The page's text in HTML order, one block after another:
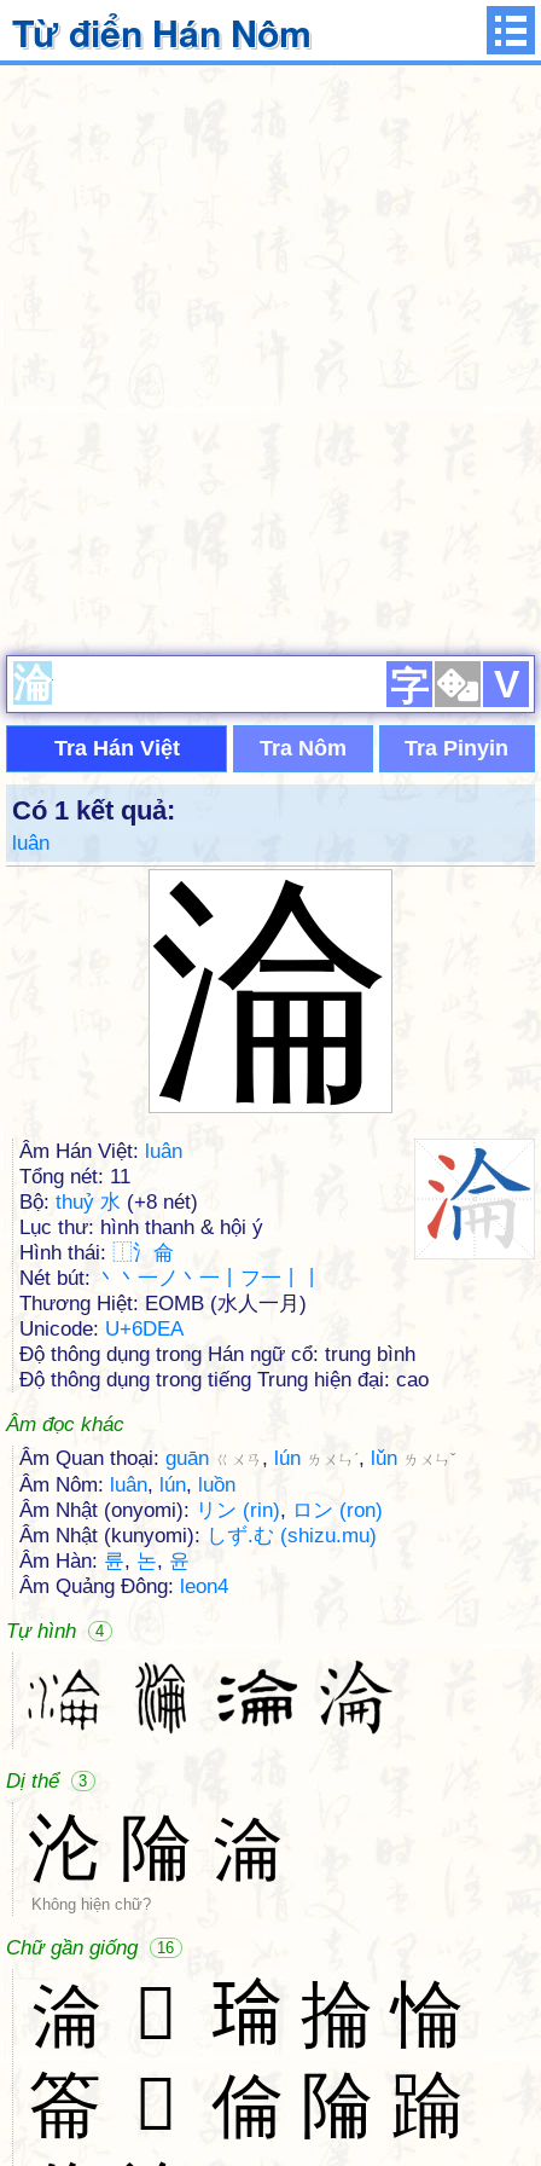
Từ điển Hán Nôm
字 V
Tra Hán Việt Tra Nôm Tra Pinyin
Có 1 kết quả:
luân
淪
Âm Hán Việt: luân
Tổng nét: 11
Bộ: thuỷ 水 (+8 nét)
Lục thư: hình thanh & hội ý
Hình thái: ⿰⺡ 侖
Nét bút: 丶丶一ノ丶一丨フ一丨丨
Thương Hiệt: EOMB (水人一月)
Unicode: U+6DEA
Độ thông dụng trong Hán ngữ cổ: trung bình
Độ thông dụng trong tiếng Trung hiện đại: cao
Âm đọc khác
Âm Quan thoại: guān ㄍㄨㄢ , lún ㄌㄨㄣˊ, lǔn ㄌㄨㄣˇ
Âm Nôm: luân, lún, luồn
Âm Nhật (onyomi): リン (rin), ロン (ron)
Âm Nhật (kunyomi): しず.む (shizu.mu)
Âm Hàn: 륜, 논, 윤
Âm Quảng Đông: leon4
Tự hình
4
Dị thể 3
沦 陯 淪
Không hiện chữ?
Chữ gần giống 16
淪 𥚗 𤦎 掄 惀
䈁 𧛈 倫 陯 踚